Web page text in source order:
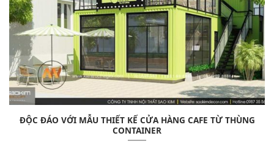
ĐỘC ĐÁO VỚI MẪU THIẾT KẾ CỬA HÀNG CAFE TỪ THÙNG
CONTAINER